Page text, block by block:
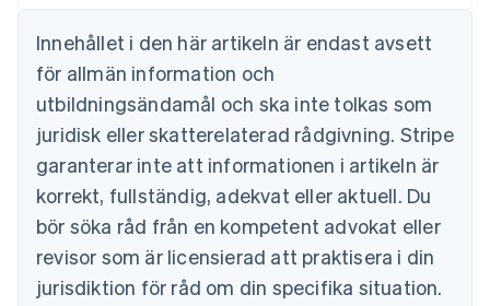
Innehållet i den här artikeln är endast avsett
för allmän information och
utbildningsändamål och ska inte tolkas som
juridisk eller skatterelaterad rådgivning. Stripe
garanterar inte att informationen i artikeln är
korrekt, fullständig, adekvat eller aktuell. Du
bör söka råd från en kompetent advokat eller
revisor som är licensierad att praktisera i din
jurisdiktion för råd om din specifika situation.
Brasilien
PortuguêsEnglish
Bulgarien
English
Cypern
Danmark
English
Estland
English
Fastlandskina
简体中文English
EnglishSvenska